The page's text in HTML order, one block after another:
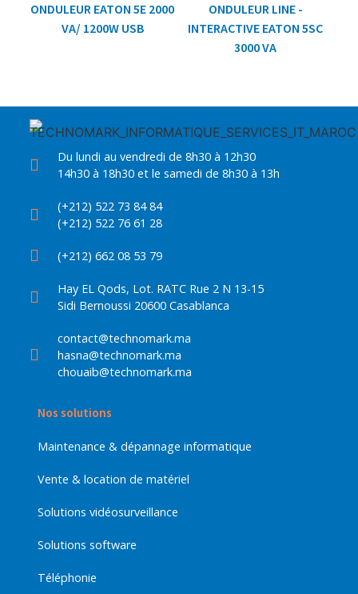
ONDULEUR EATON 5E 2000
VA/ 1200W USB
ONDULEUR LINE -
INTERACTIVE EATON 5SC
3000 VA
Du lundi au vendredi de 8h30 à 12h30
14h30 à 18h30 et le samedi de 8h30 à 13h
(+212) 522 73 84 84
(+212) 522 76 61 28
(+212) 662 08 53 79
Hay EL Qods, Lot. RATC Rue 2 N 13-15
Sidi Bernoussi 20600 Casablanca
contact@technomark.ma
hasna@technomark.ma
chouaib@technomark.ma
Nos solutions
Maintenance & dépannage informatique
Vente & location de matériel
Solutions vidéosurveillance
Solutions software
Téléphonie